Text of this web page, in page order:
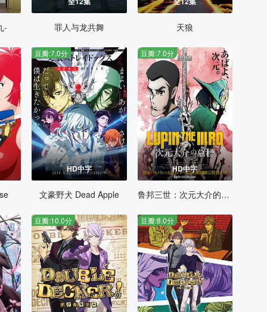
- 罪人与龙共舞 天狼
HD中字
豆瓣:7.0分
文豪野犬 Dead Apple
HD中字
豆瓣:7.0分
鲁邦三世：次元大介的墓碑
豆瓣:10.0分 豆瓣:8.0分